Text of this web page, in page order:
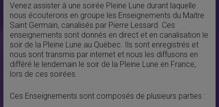
Venez assister à une soirée Pleine Lune durant laquelle
nous écouterons en groupe les Enseignements du Maitre
Saint Germain, canalisés par Pierre Lessard. Ces
enseignements sont donnés en direct et en canalisation le
soir de la Pleine Lune au Québec. Ils sont enregistrés et
nous sont transmis par internet et nous les diffusons en
différé le lendemain le soir de la Pleine Lune en France,
lors de ces soirées.
Ces Enseignements sont composés de plusieurs parties :